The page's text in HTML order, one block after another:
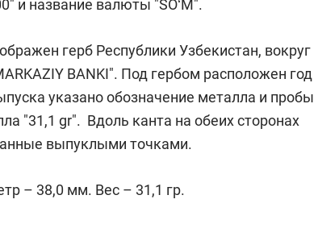
и название валюты "SOʻM".
герб Республики Узбекистан, вокруг
BANKI". Под гербом расположен год
указано обозначение металла и пробы
"31,1 gr". Вдоль канта на обеих сторонах
выпуклыми точками.
– 38,0 мм. Вес – 31,1 гр.